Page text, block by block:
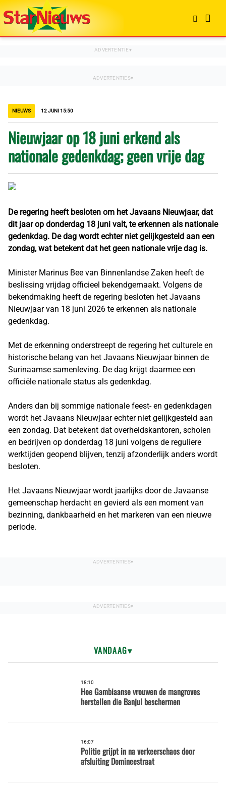
NIEUWS 12 JUNI 15:50
Nieuwjaar op 18 juni erkend als
nationale gedenkdag; geen vrije dag
De regering heeft besloten om het Javaans Nieuwjaar, dat
dit jaar op donderdag 18 juni valt, te erkennen als nationale
gedenkdag. De dag wordt echter niet gelijkgesteld aan een
zondag, wat betekent dat het geen nationale vrije dag is.
Minister Marinus Bee van Binnenlandse Zaken heeft de
beslissing vrijdag officieel bekendgemaakt. Volgens de
bekendmaking heeft de regering besloten het Javaans
Nieuwjaar van 18 juni 2026 te erkennen als nationale
gedenkdag.
Met de erkenning onderstreept de regering het culturele en
historische belang van het Javaans Nieuwjaar binnen de
Surinaamse samenleving. De dag krijgt daarmee een
officiële nationale status als gedenkdag.
Anders dan bij sommige nationale feest- en gedenkdagen
wordt het Javaans Nieuwjaar echter niet gelijkgesteld aan
een zondag. Dat betekent dat overheidskantoren, scholen
en bedrijven op donderdag 18 juni volgens de reguliere
werktijden geopend blijven, tenzij afzonderlijk anders wordt
besloten.
Het Javaans Nieuwjaar wordt jaarlijks door de Javaanse
gemeenschap herdacht en gevierd als een moment van
bezinning, dankbaarheid en het markeren van een nieuwe
periode.
VANDAAG
18:10
Hoe Gambiaanse vrouwen de mangroves
herstellen die Banjul beschermen
16:07
Politie grijpt in na verkeerschaos door
afsluiting Domineestraat